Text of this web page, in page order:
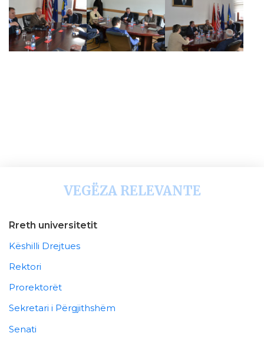
VEGËZA RELEVANTE
Rreth universitetit
Këshilli Drejtues
Rektori
Prorektorët
Sekretari i Përgjithshëm
Senati